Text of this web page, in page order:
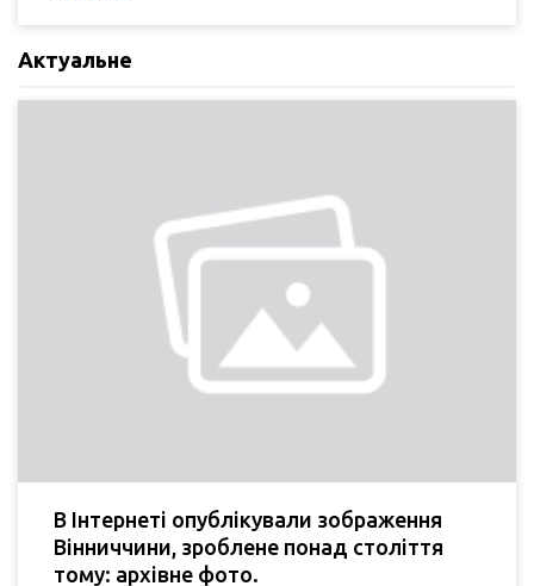
Актуальне
В Інтернеті опублікували зображення
Вінниччини, зроблене понад століття
тому: архівне фото.